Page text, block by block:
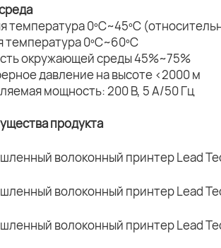
температура 0ºC~45ºC
температура 0ºC~60ºC
окружающей среды 45%~75%
давление на высоте <2000 м
мощность: 200 В, 5 А/50 Гц
продукта